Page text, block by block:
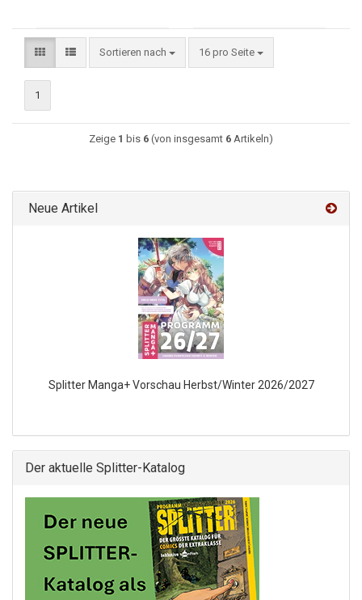
Sortieren nach 16 pro Seite
1
Zeige 1 bis 6 (von insgesamt 6 Artikeln)
Neue Artikel
Splitter Manga+ Vorschau Herbst/Winter 2026/2027
Der aktuelle Splitter-Katalog